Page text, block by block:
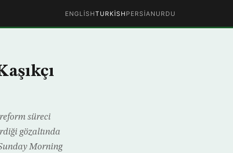
ENGLISHTURKISH PERSIAN URDU
süreci
gözaltında
Morning